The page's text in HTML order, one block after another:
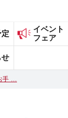
イベント
フェア
せ
手 …